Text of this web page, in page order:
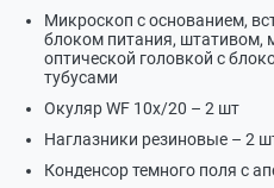
Микроскоп с основанием,
блоком питания, штативом,
оптической головкой с
тубусами
Окуляр WF 10х/20 – 2 шт
Наглазники резиновые – 2
Конденсор темного поля с